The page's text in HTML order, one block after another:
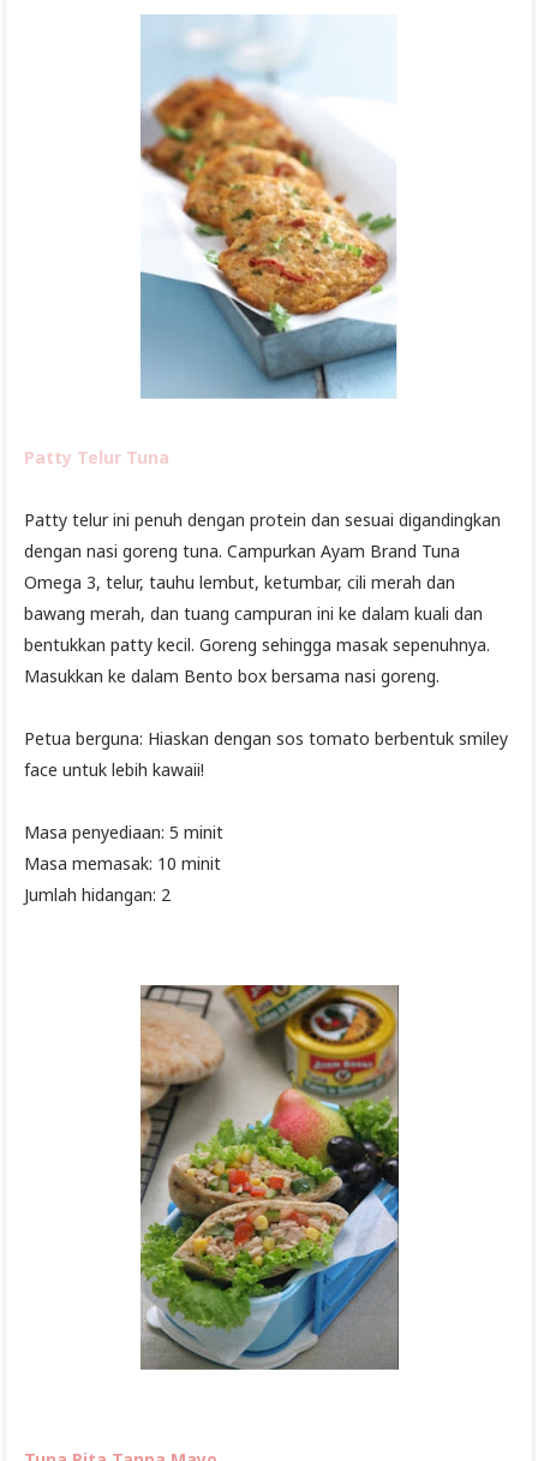
Patty Telur Tuna
Patty telur ini penuh dengan protein dan sesuai digandingkan
dengan nasi goreng tuna. Campurkan Ayam Brand Tuna
Omega 3, telur, tauhu lembut, ketumbar, cili merah dan
bawang merah, dan tuang campuran ini ke dalam kuali dan
bentukkan patty kecil. Goreng sehingga masak sepenuhnya.
Masukkan ke dalam Bento box bersama nasi goreng.
Petua berguna: Hiaskan dengan sos tomato berbentuk smiley
face untuk lebih kawaii!
Masa penyediaan: 5 minit
Masa memasak: 10 minit
Jumlah hidangan: 2